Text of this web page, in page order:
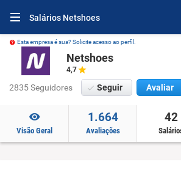
Salários Netshoes
Esta empresa é sua? Solicite acesso ao perfil.
Netshoes
4,7
2835 Seguidores Seguir Avaliar
Visão Geral
1.664
Avaliações
42